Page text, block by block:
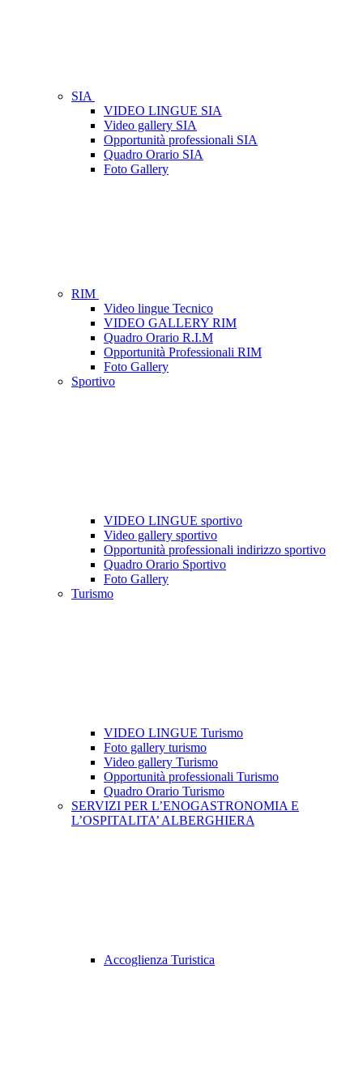
SIA
VIDEO LINGUE SIA
Video gallery SIA
Opportunità professionali SIA
Quadro Orario SIA
Foto Gallery
RIM
Video lingue Tecnico
VIDEO GALLERY RIM
Quadro Orario R.I.M
Opportunità Professionali RIM
Foto Gallery
Sportivo
VIDEO LINGUE sportivo
Video gallery sportivo
Opportunità professionali indirizzo sportivo
Quadro Orario Sportivo
Foto Gallery
Turismo
VIDEO LINGUE Turismo
Foto gallery turismo
Video gallery Turismo
Opportunità professionali Turismo
Quadro Orario Turismo
SERVIZI PER L’ENOGASTRONOMIA E
L’OSPITALITA’ ALBERGHIERA
Accoglienza Turistica